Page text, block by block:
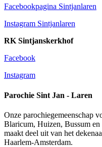
Facebookpagina Sintjanlaren
Instagram Sintjanlaren
RK Sintjanskerkhof
Facebook
Instagram
Parochie Sint Jan - Laren
Onze parochiegemeenschap
Blaricum, Huizen, Bussum
maakt deel uit van het
Haarlem-Amsterdam.